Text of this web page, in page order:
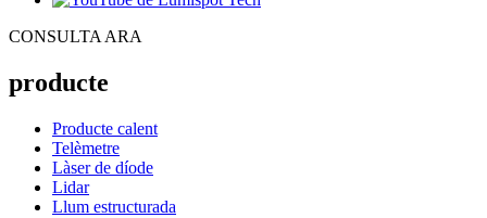
CONSULTA ARA
producte
Producte calent
Telèmetre
Làser de díode
Lidar
Llum estructurada